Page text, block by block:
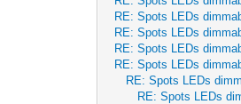
RE: Spots LEDs
RE: Spots LEDs
RE: Spots LEDs
RE: Spots LEDs
RE: Spots LEDs
RE: Spots LEDs